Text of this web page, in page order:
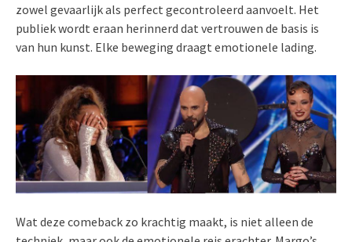
zowel gevaarlijk als perfect gecontroleerd aanvoelt. Het
publiek wordt eraan herinnerd dat vertrouwen de basis is
van hun kunst. Elke beweging draagt emotionele lading.
Wat deze comeback zo krachtig maakt, is niet alleen de